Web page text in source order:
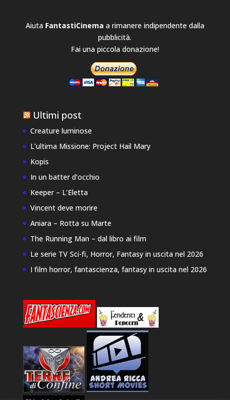
Aiuta FantastiCinema a rimanere indipendente dalla
pubblicità.
Fai una piccola donazione!
Ultimi post
Creature luminose
L’ultima Missione: Project Hail Mary
Kopis
In un batter d’occhio
Keeper – L’Eletta
Vincent deve morire
Aniara – Rotta su Marte
The Running Man – dal libro ai film
Le serie TV Sci-fi, Horror, Fantasy in uscita nel 2026
I film horror, fantascienza, fantasy in uscita nel 2026